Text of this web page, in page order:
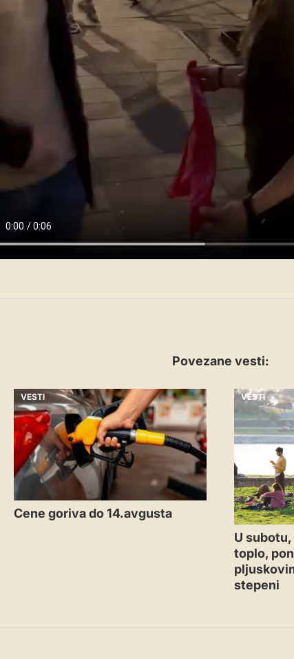
Povezane vesti:
VESTI
Cene goriva do 14.avgusta
VESTI
U
toplo,
stepeni